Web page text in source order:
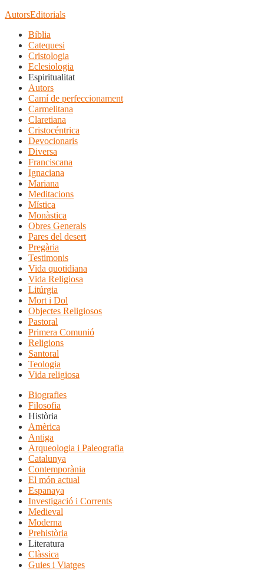
AutorsEditorials
Bíblia
Catequesi
Cristologia
Eclesiologia
Espiritualitat
Autors
Camí de perfeccionament
Carmelitana
Claretiana
Cristocéntrica
Devocionaris
Diversa
Franciscana
Ignaciana
Mariana
Meditacions
Mística
Monàstica
Obres Generals
Pares del desert
Pregària
Testimonis
Vida quotidiana
Vida Religiosa
Litúrgia
Mort i Dol
Objectes Religiosos
Pastoral
Primera Comunió
Religions
Santoral
Teologia
Vida religiosa
Biografies
Filosofia
Història
Amèrica
Antiga
Arqueologia i Paleografia
Catalunya
Contemporània
El món actual
Espanaya
Investigació i Corrents
Medieval
Moderna
Prehistòria
Literatura
Clàssica
Guies i Viatges